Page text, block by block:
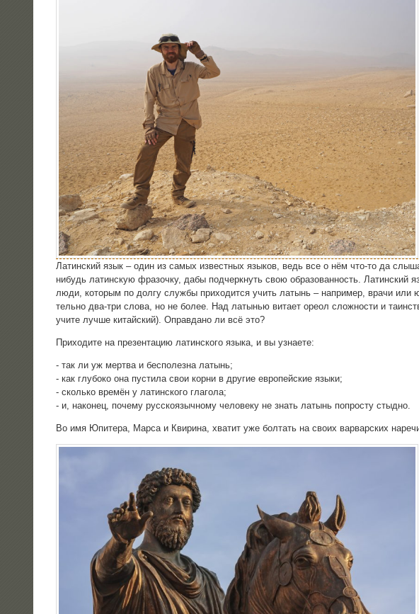
Латин­ский язык – один из самых извест­ных язы­ков, ведь все о нём что-то да
нибудь латин­скую фра­зоч­ку, дабы под­черк­нуть свою обра­зо­ван­ность. Латин­ский
люди, кото­рым по дол­гу служ­бы при­хо­дит­ся учить латынь – напри­мер, вра­чи
тель­но два-три сло­ва, но не более. Над латы­нью вита­ет оре­ол слож­но­сти и
учи­те луч­ше китай­ский). Оправ­да­но ли всё это?
При­хо­ди­те на пре­зен­та­цию латин­ско­го язы­ка, и вы узнаете:
- так ли уж мерт­ва и бес­по­лез­на латынь;
- как глу­бо­ко она пусти­ла свои кор­ни в дру­гие евро­пей­ские язы­ки;
- сколь­ко вре­мён у латин­ско­го гла­го­ла;
- и, нако­нец, поче­му рус­ско­языч­но­му чело­ве­ку не знать латынь попро­сту стыдно.
Во имя Юпи­те­ра, Мар­са и Кви­ри­на, хва­тит уже бол­тать на сво­их вар­вар­ских